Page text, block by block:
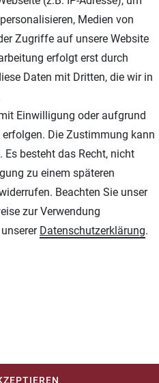
Datenschutz Impressum
Farben - Bringen Sie Farbe ins
Medien von
Zugriffe auf unsere Website
erfolgt erst durch
Daten mit Dritten, die wir in
Einwilligung oder aufgrund
Die Zustimmung kann
besteht das Recht, nicht
zu einem späteren
Beachten Sie unser
zur Verwendung
Daten­schutz­erklärung.